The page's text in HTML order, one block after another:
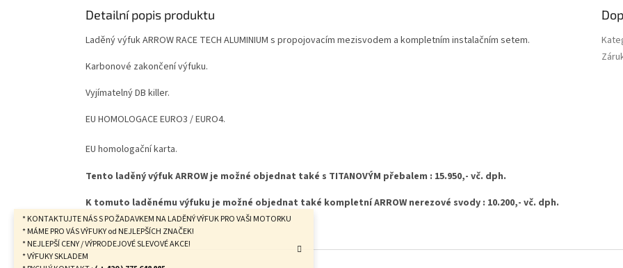
* KONTAKTUJTE NÁS S POŽADAVKEM NA LADĚNÝ VÝFUK PRO VAŠI MOTORKU
* MÁME PRO VÁS VÝFUKY od NEJLEPŠÍCH ZNAČEK!
* NEJLEPŠÍ CENY / VÝPRODEJOVÉ SLEVOVÉ AKCE!
* VÝFUKY SKLADEM
A
Detailní popis produktu
Laděný výfuk ARROW RACE TECH ALUMINIUM s propojovacím mezisvodem a kompletním instalačním setem.
Karbonové zakončení výfuku.
Vyjímatelný DB killer.
EU HOMOLOGACE EURO3 / EURO4.
EU homologační karta.
Tento laděný výfuk ARROW je možné objednat také s TITANOVÝM přebalem : 15.950,- vč. dph.
K tomuto laděnému výfuku je možné objednat také kompletní ARROW nerezové svody : 10.200,- vč. dph.